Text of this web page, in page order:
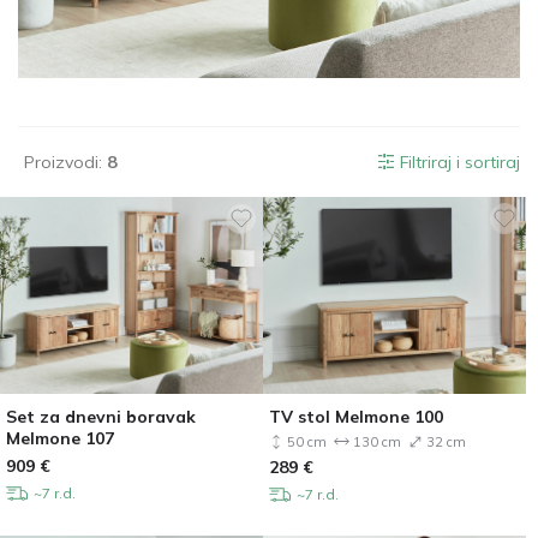
Proizvodi: 8 Filtriraj i sortiraj
Set za dnevni boravak
Melmone 107
909 €
~7 r.d.
TV stol Melmone 100
50 cm 130 cm 32 cm
289 €
~7 r.d.